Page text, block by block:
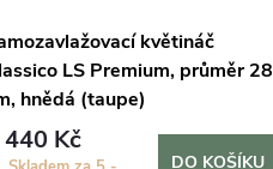
květináč
LS Premium, průměr 28
hnědá (taupe)
440 Kč
DO KOŠÍKU